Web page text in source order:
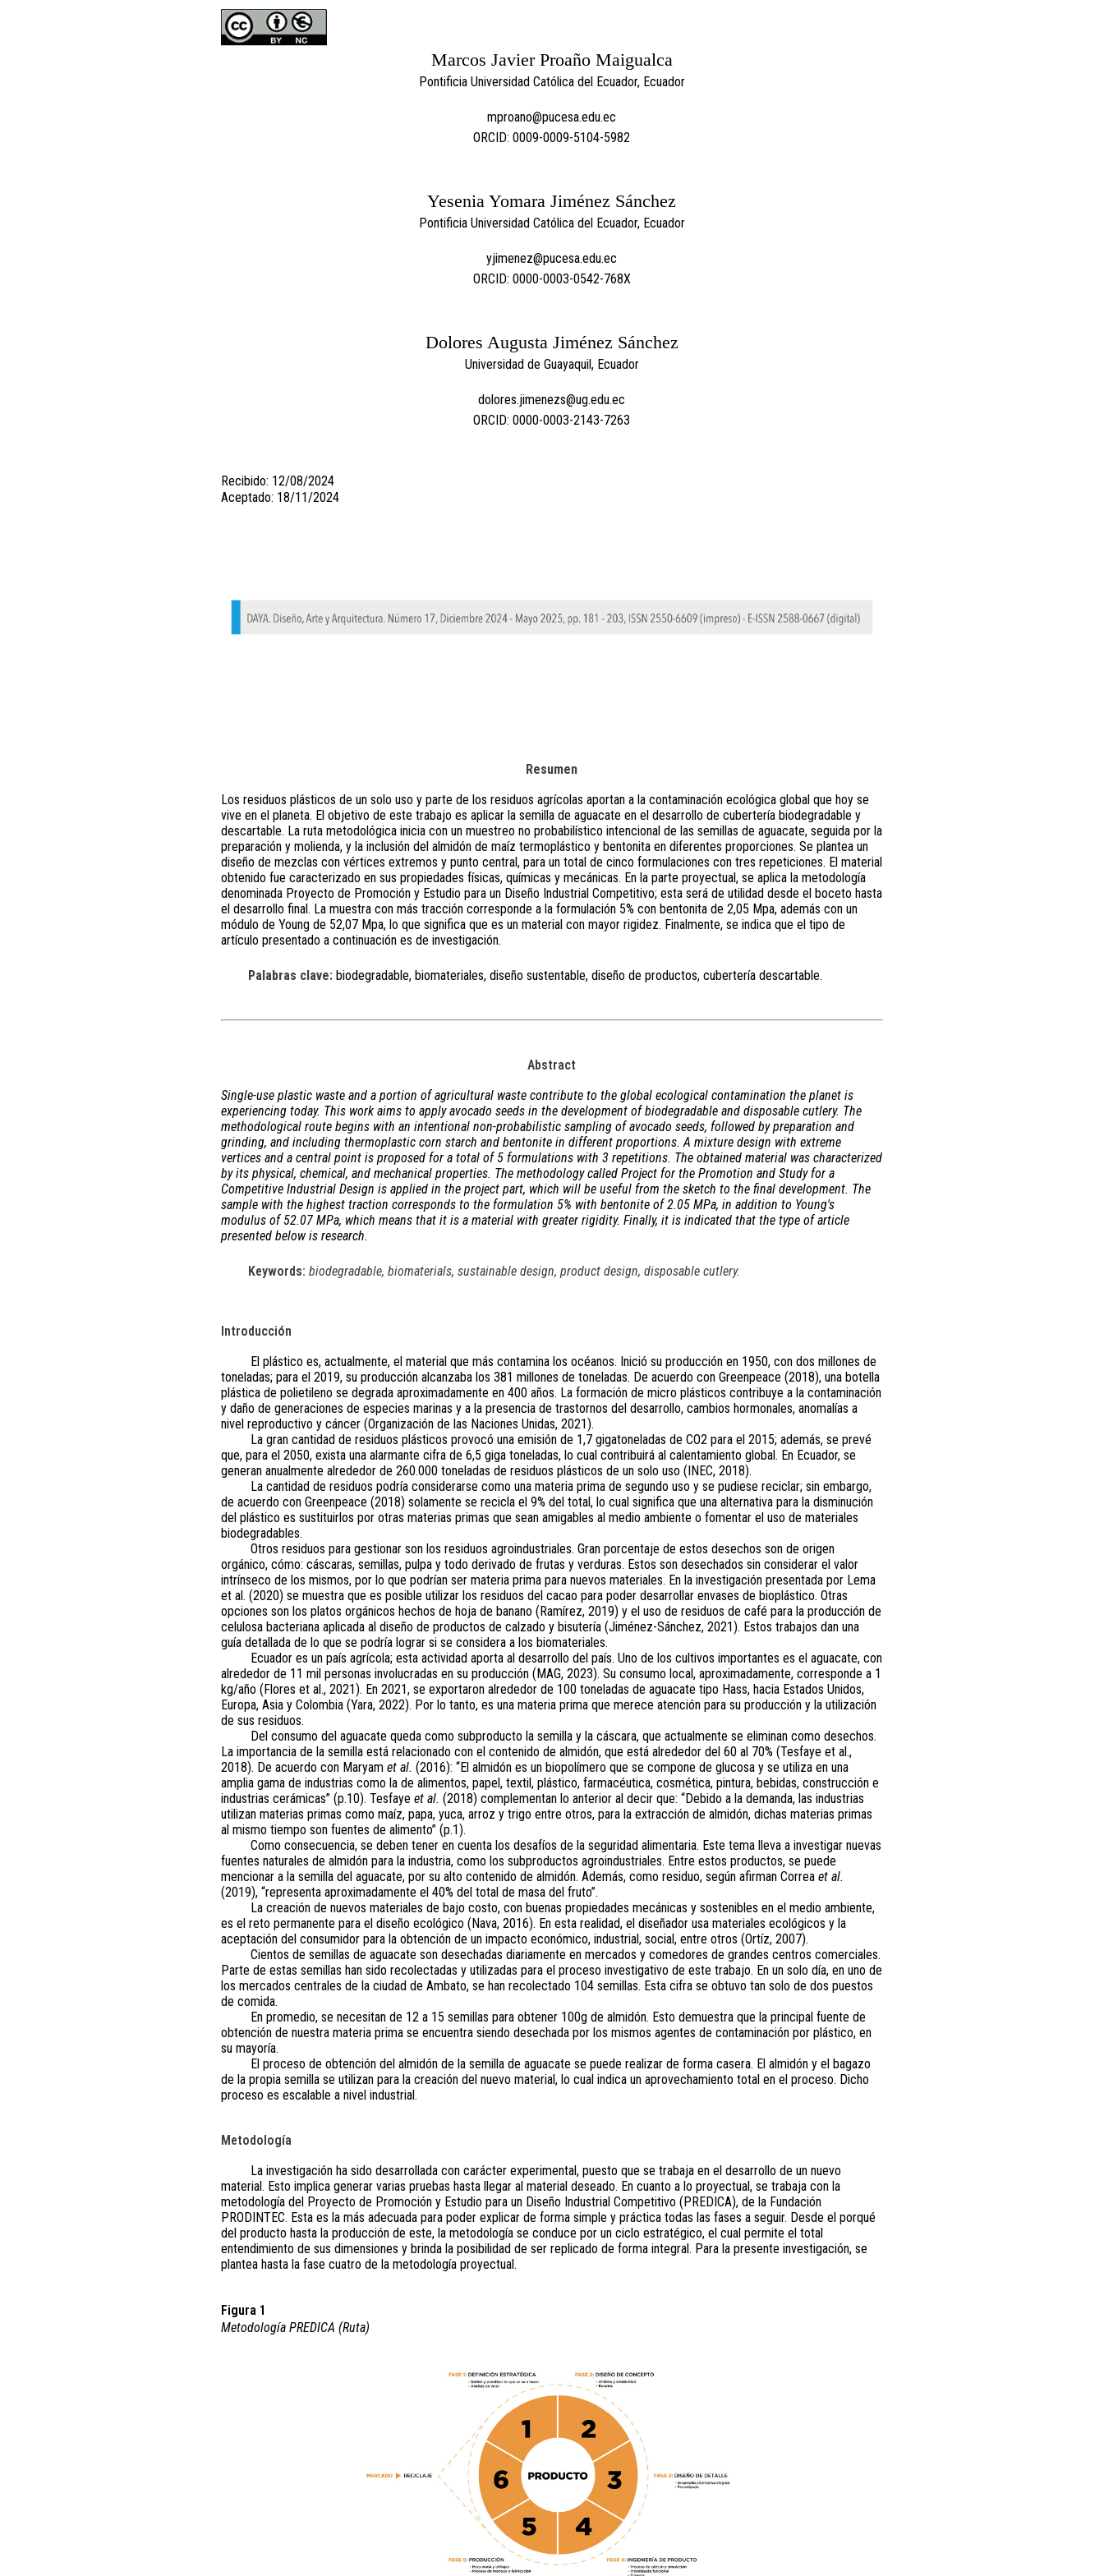
Marcos Javier Proaño Maigualca
Pontificia Universidad Católica del Ecuador, Ecuador
mproano@pucesa.edu.ec
ORCID: 0009-0009-5104-5982
Yesenia Yomara Jiménez Sánchez
Pontificia Universidad Católica del Ecuador, Ecuador
yjimenez@pucesa.edu.ec
ORCID: 0000-0003-0542-768X
Dolores Augusta Jiménez Sánchez
Universidad de Guayaquil, Ecuador
dolores.jimenezs@ug.edu.ec
ORCID: 0000-0003-2143-7263
Recibido: 12/08/2024
Aceptado: 18/11/2024
Resumen
Los residuos plásticos de un solo uso y parte de los residuos agrícolas aportan a la contaminación ecológica global que hoy se
vive en el planeta. El objetivo de este trabajo es aplicar la semilla de aguacate en el desarrollo de cubertería biodegradable y
descartable. La ruta metodológica inicia con un muestreo no probabilístico intencional de las semillas de aguacate, seguida por la
preparación y molienda, y la inclusión del almidón de maíz termoplástico y bentonita en diferentes proporciones. Se plantea un
diseño de mezclas con vértices extremos y punto central, para un total de cinco formulaciones con tres repeticiones. El material
obtenido fue caracterizado en sus propiedades físicas, químicas y mecánicas. En la parte proyectual, se aplica la metodología
denominada Proyecto de Promoción y Estudio para un Diseño Industrial Competitivo; esta será de utilidad desde el boceto hasta
el desarrollo final. La muestra con más tracción corresponde a la formulación 5% con bentonita de 2,05 Mpa, además con un
módulo de Young de 52,07 Mpa, lo que significa que es un material con mayor rigidez. Finalmente, se indica que el tipo de
artículo presentado a continuación es de investigación.
Palabras clave:biodegradable, biomateriales, diseño sustentable, diseño de productos, cubertería descartable.
Abstract
Single-use plastic waste and a portion of agricultural waste contribute to the global ecological contamination the planet is
experiencing today. This work aims to apply avocado seeds in the development of biodegradable and disposable cutlery. The
methodological route begins with an intentional non-probabilistic sampling of avocado seeds, followed by preparation and
grinding, and including thermoplastic corn starch and bentonite in different proportions. A mixture design with extreme
vertices and a central point is proposed for a total of 5 formulations with 3 repetitions. The obtained material was characterized
by its physical, chemical, and mechanical properties. The methodology called Project for the Promotion and Study for a
Competitive Industrial Design is applied in the project part, which will be useful from the sketch to the final development. The
sample with the highest traction corresponds to the formulation 5% with bentonite of 2.05 MPa, in addition to Young's
modulus of 52.07 MPa, which means that it is a material with greater rigidity. Finally, it is indicated that the type of article
presented below is research.
Keywords: biodegradable, biomaterials, sustainable design, product design, disposable cutlery.
Introducción
El plástico es, actualmente, el material que más contamina los océanos. Inició su producción en 1950, con dos millones de
toneladas; para el 2019, su producción alcanzaba los 381 millones de toneladas. De acuerdo con Greenpeace (2018), una botella
plástica de polietileno se degrada aproximadamente en 400 años. La formación de micro plásticos contribuye a la contaminación
y daño de generaciones de especies marinas y a la presencia de trastornos del desarrollo, cambios hormonales, anomalías a
nivel reproductivo y cáncer (Organización de las Naciones Unidas, 2021).
La gran cantidad de residuos plásticos provocó una emisión de 1,7 gigatoneladas de CO2 para el 2015; además, se prevé
que, para el 2050, exista una alarmante cifra de 6,5 giga toneladas, lo cual contribuirá al calentamiento global. En Ecuador, se
generan anualmente alrededor de 260.000 toneladas de residuos plásticos de un solo uso (INEC, 2018).
La cantidad de residuos podría considerarse como una materia prima de segundo uso y se pudiese reciclar; sin embargo,
de acuerdo con Greenpeace (2018) solamente se recicla el 9% del total, lo cual significa que una alternativa para la disminución
del plástico es sustituirlos por otras materias primas que sean amigables al medio ambiente o fomentar el uso de materiales
biodegradables.
Otros residuos para gestionar son los residuos agroindustriales. Gran porcentaje de estos desechos son de origen
orgánico, cómo: cáscaras, semillas, pulpa y todo derivado de frutas y verduras. Estos son desechados sin considerar el valor
intrínseco de los mismos, por lo que podrían ser materia prima para nuevos materiales. En la investigación presentada por Lema
et al. (2020) se muestra que es posible utilizar los residuos del cacao para poder desarrollar envases de bioplástico. Otras
opciones son los platos orgánicos hechos de hoja de banano (Ramírez, 2019) y el uso de residuos de café para la producción de
celulosa bacteriana aplicada al diseño de productos de calzado y bisutería (Jiménez-Sánchez, 2021). Estos trabajos dan una
guía detallada de lo que se podría lograr si se considera a los biomateriales.
Ecuador es un país agrícola; esta actividad aporta al desarrollo del país. Uno de los cultivos importantes es el aguacate, con
alrededor de 11 mil personas involucradas en su producción (MAG, 2023). Su consumo local, aproximadamente, corresponde a 1
kg/año (Flores et al., 2021). En 2021, se exportaron alrededor de 100 toneladas de aguacate tipo Hass, hacia Estados Unidos,
Europa, Asia y Colombia (Yara, 2022). Por lo tanto, es una materia prima que merece atención para su producción y la utilización
de sus residuos.
Del consumo del aguacate queda como subproducto la semilla y la cáscara, que actualmente se eliminan como desechos.
La importancia de la semilla está relacionado con el contenido de almidón, que está alrededor del 60 al 70% (Tesfaye et al.,
2018). De acuerdo con Maryam et al. (2016): “El almidón es un biopolímero que se compone de glucosa y se utiliza en una
amplia gama de industrias como la de alimentos, papel, textil, plástico, farmacéutica, cosmética, pintura, bebidas, construcción e
industrias cerámicas” (p.10). Tesfaye et al. (2018) complementan lo anterior al decir que: “Debido a la demanda, las industrias
utilizan materias primas como maíz, papa, yuca, arroz y trigo entre otros, para la extracción de almidón, dichas materias primas
al mismo tiempo son fuentes de alimento” (p.1).
Como consecuencia, se deben tener en cuenta los desafíos de la seguridad alimentaria. Este tema lleva a investigar nuevas
fuentes naturales de almidón para la industria, como los subproductos agroindustriales. Entre estos productos, se puede
mencionar a la semilla del aguacate, por su alto contenido de almidón. Además, como residuo, según afirman Correa et al.
(2019), “representa aproximadamente el 40% del total de masa del fruto”.
La creación de nuevos materiales de bajo costo, con buenas propiedades mecánicas y sostenibles en el medio ambiente,
es el reto permanente para el diseño ecológico (Nava, 2016). En esta realidad, el diseñador usa materiales ecológicos y la
aceptación del consumidor para la obtención de un impacto económico, industrial, social, entre otros (Ortíz, 2007).
Cientos de semillas de aguacate son desechadas diariamente en mercados y comedores de grandes centros comerciales.
Parte de estas semillas han sido recolectadas y utilizadas para el proceso investigativo de este trabajo. En un solo día, en uno de
los mercados centrales de la ciudad de Ambato, se han recolectado 104 semillas. Esta cifra se obtuvo tan solo de dos puestos
de comida.
En promedio, se necesitan de 12 a 15 semillas para obtener 100g de almidón. Esto demuestra que la principal fuente de
obtención de nuestra materia prima se encuentra siendo desechada por los mismos agentes de contaminación por plástico, en
su mayoría.
El proceso de obtención del almidón de la semilla de aguacate se puede realizar de forma casera. El almidón y el bagazo
de la propia semilla se utilizan para la creación del nuevo material, lo cual indica un aprovechamiento total en el proceso. Dicho
proceso es escalable a nivel industrial.
Metodología
La investigación ha sido desarrollada con carácter experimental, puesto que se trabaja en el desarrollo de un nuevo
material. Esto implica generar varias pruebas hasta llegar al material deseado. En cuanto a lo proyectual, se trabaja con la
metodología del Proyecto de Promoción y Estudio para un Diseño Industrial Competitivo (PREDICA), de la Fundación
PRODINTEC. Esta es la más adecuada para poder explicar de forma simple y práctica todas las fases a seguir. Desde el porqué
del producto hasta la producción de este, la metodología se conduce por un ciclo estratégico, el cual permite el total
entendimiento de sus dimensiones y brinda la posibilidad de ser replicado de forma integral. Para la presente investigación, se
plantea hasta la fase cuatro de la metodología proyectual.
Figura 1
Metodología PREDICA (Ruta)